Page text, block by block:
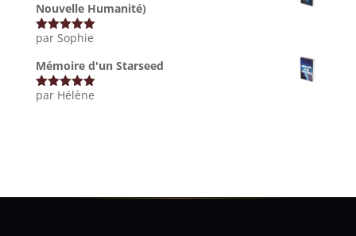
Nouvelle Humanité)
Note5sur
par Sophie
Mémoire d'un Starseed
Note5sur
par Hélène